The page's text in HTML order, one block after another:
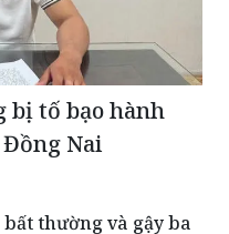
bị tố bạo hành
Nai
thường và gậy ba